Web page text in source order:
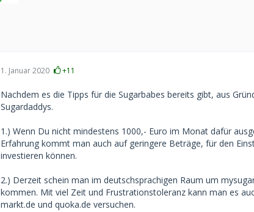
1. Januar 2020 +11
Nachdem es die Tipps für die Sugarbabes bereits gibt, aus
Sugardaddys.
1.) Wenn Du nicht mindestens 1000,- Euro im Monat dafür
Erfahrung kommt man auch auf geringere Beträge, für den
investieren können.
2.) Derzeit schein man im deutschsprachigen Raum um
kommen. Mit viel Zeit und Frustrationstoleranz kann man es
markt.de und quoka.de versuchen.